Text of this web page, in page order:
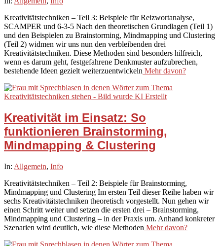
29
Kreativitätstechniken – Teil 3: Beispiele für Reizwortanalyse,
SCAMPER und 6-3-5 Nach den theoretischen Grundlagen (Teil 1)
und den Beispielen zu Brainstorming, Mindmapping und Clustering
(Teil 2) widmen wir uns nun den verbleibenden drei
Kreativitätstechniken. Diese Methoden sind besonders hilfreich,
wenn es darum geht, festgefahrene Denkmuster aufzubrechen,
bestehende Ideen gezielt weiterzuentwickeln Mehr davon?
Kreativität im Einsatz: So
funktionieren Brainstorming,
Mindmapping & Clustering
2025-
25
In: Allgemein, Info
Kreativitätstechniken – Teil 2: Beispiele für Brainstorming,
Mindmapping und Clustering Im ersten Teil dieser Reihe haben wir
sechs Kreativitätstechniken theoretisch vorgestellt. Nun gehen wir
einen Schritt weiter und setzen die ersten drei – Brainstorming,
Mindmapping und Clustering – in der Praxis um. Anhand konkreter
Szenarien wird deutlich, wie diese Methoden Mehr davon?